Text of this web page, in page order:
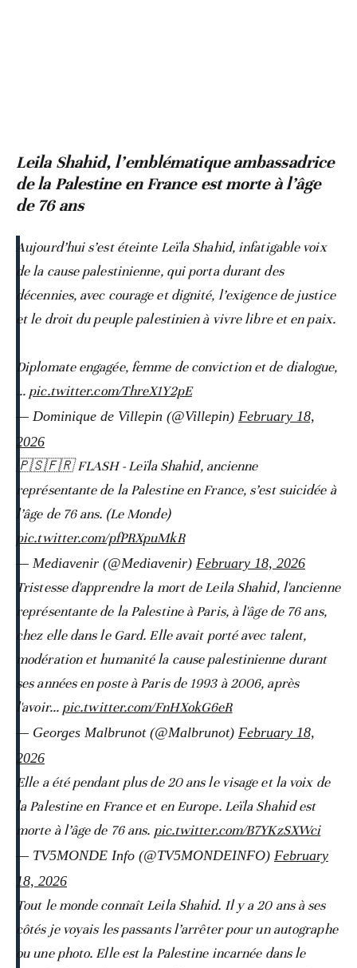
Leila Shahid, l’emblématique ambassadrice
de la Palestine en France est morte à l’âge
de 76 ans
Aujourd’hui s’est éteinte Leïla Shahid, infatigable voix
de la cause palestinienne, qui porta durant des
décennies, avec courage et dignité, l’exigence de justice
et le droit du peuple palestinien à vivre libre et en paix.
Diplomate engagée, femme de conviction et de dialogue,
… pic.twitter.com/ThreX1Y2pE
— Dominique de Villepin (@Villepin) February 18,
2026
🇵🇸🇫🇷 FLASH - Leïla Shahid, ancienne
représentante de la Palestine en France, s’est suicidée à
l’âge de 76 ans. (Le Monde)
pic.twitter.com/pfPRXpuMkR
— Mediavenir (@Mediavenir) February 18, 2026
Tristesse d'apprendre la mort de Leila Shahid, l'ancienne
représentante de la Palestine à Paris, à l'âge de 76 ans,
chez elle dans le Gard. Elle avait porté avec talent,
modération et humanité la cause palestinienne durant
ses années en poste à Paris de 1993 à 2006, après
l'avoir… pic.twitter.com/FnHXokG6eR
— Georges Malbrunot (@Malbrunot) February 18,
2026
Elle a été pendant plus de 20 ans le visage et la voix de
la Palestine en France et en Europe. Leïla Shahid est
morte à l’âge de 76 ans. pic.twitter.com/B7YKzSXWci
— TV5MONDE Info (@TV5MONDEINFO) February
18, 2026
Tout le monde connaît Leila Shahid. Il y a 20 ans à ses
côtés je voyais les passants l’arrêter pour un autographe
ou une photo. Elle est la Palestine incarnée dans le